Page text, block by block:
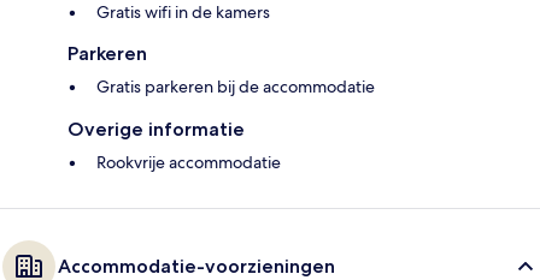
Gratis wifi in de kamers
Parkeren
Gratis parkeren bij de accommodatie
Overige informatie
Rookvrije accommodatie
Accommodatie-voorzieningen